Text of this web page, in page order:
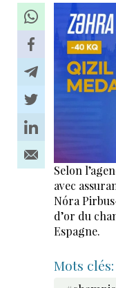
Selon
avec
Nóra
d’or du
Espagne.
Mots clés: